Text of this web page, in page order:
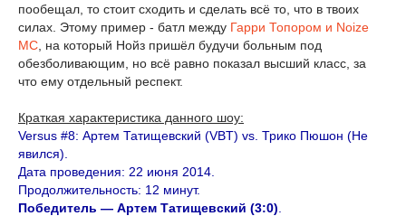
пообещал, то стоит сходить и сделать всё то, что в твоих
силах. Этому пример - батл между Гарри Топором и Noize
MC , на который Нойз пришёл будучи больным под
обезболивающим, но всё равно показал высший класс, за
что ему отдельный респект.
Краткая характеристика данного шоу:
Versus #8: Артем Татищевский (VBT) vs. Трико Пюшон (Не
явился).
Дата проведения: 22 июня 2014.
Продолжительность: 12 минут.
Победитель — Артем Татищевский (3:0)